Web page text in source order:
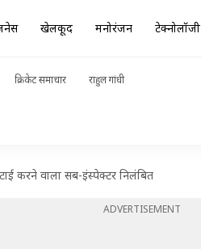
खेलकूद मनोरंजन टेक्नोलॉजी
क्रिकेट समाचार राहुल गांधी
करने वाला सब-इंस्पेक्टर निलंबित
ADVERTISEMENT